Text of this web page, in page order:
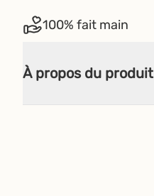
100% fait main
À propos du produit